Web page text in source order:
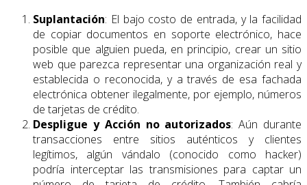
Suplantación: El bajo costo de entrada, y la facilidad
de copiar documentos en soporte electrónico, hace
posible que alguien pueda, en principio, crear un sitio
web que parezca representar una organización real y
establecida o reconocida, y a través de esa fachada
electrónica obtener ilegalmente, por ejemplo, números
de tarjetas de crédito.
Despligue y Acción no autorizados: Aún durante
transacciones entre sitios auténticos y clientes
legítimos, algún vándalo (conocido como hacker)
podría interceptar las transmisiones para captar un